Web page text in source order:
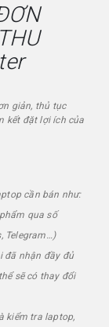
giản, thủ tục
kết đặt lợi ích của
cần bán như:
qua số
Telegram…)
đã nhận đầy đủ
sẽ có thay đổi
kiểm tra laptop,